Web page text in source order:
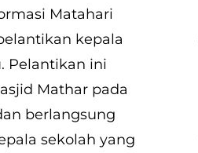
Matahari
kepala
Pelantikan ini
Mathar pada
berlangsung
sekolah yang